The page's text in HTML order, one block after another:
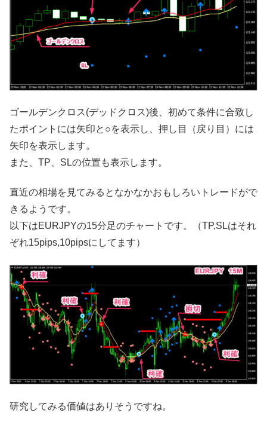
ゴールデンクロス(デッドクロス)後、初めて条件に合致し
たポイントには矢印と○を表示し、押し目（戻り目）には
矢印を表示します。
また、TP、SLの位置も表示します。
直近の相場を見てみるとなかなかおもしろいトレードがで
きるようです。
以下はEURJPYの15分足のチャートです。（TP,SLはそれ
ぞれ15pips,10pipsにしてます）
研究してみる価値はありそうですね。